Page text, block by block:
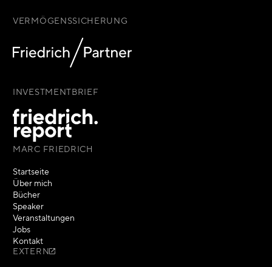
VERMÖGENSSICHERUNG
INVESTMENTBRIEF
MARC FRIEDRICH
Startseite
Über mich
Bücher
Speaker
Veranstaltungen
Jobs
Kontakt
EXTERN